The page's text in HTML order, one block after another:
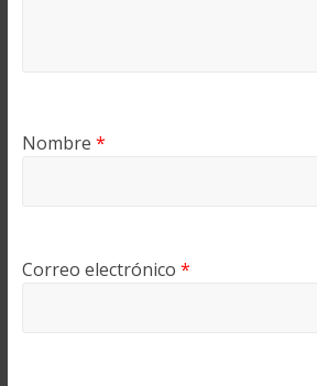
Nombre *
Correo electrónico *